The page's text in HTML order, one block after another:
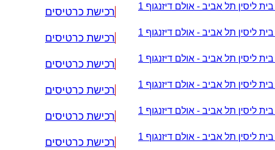
ליסין תל אביב - אולם דיזנגוף 1 רכישת כרטיסים
ליסין תל אביב - אולם דיזנגוף 1 רכישת כרטיסים
ליסין תל אביב - אולם דיזנגוף 1 רכישת כרטיסים
ליסין תל אביב - אולם דיזנגוף 1 רכישת כרטיסים
ליסין תל אביב - אולם דיזנגוף 1 רכישת כרטיסים
ליסין תל אביב - אולם דיזנגוף 1 רכישת כרטיסים